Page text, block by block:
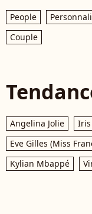
People
Couple
Angelina Jolie
Eve Gilles (Miss
Kylian Mbappé